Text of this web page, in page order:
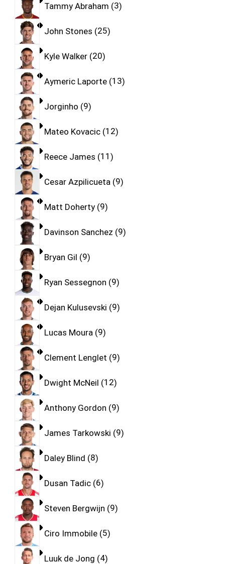
Tammy Abraham 3
John Stones 25
Kyle Walker 20
Aymeric Laporte 13
Jorginho 9
Mateo Kovacic 12
Reece James 11
Cesar Azpilicueta 9
Matt Doherty 9
Davinson Sanchez 9
Bryan Gil 9
Ryan Sessegnon 9
Dejan Kulusevski 9
Lucas Moura 9
Clement Lenglet 9
Dwight McNeil 12
Anthony Gordon 9
James Tarkowski 9
Daley Blind 8
Dusan Tadic 6
Steven Bergwijn 9
Ciro Immobile 5
Luuk de Jong 4